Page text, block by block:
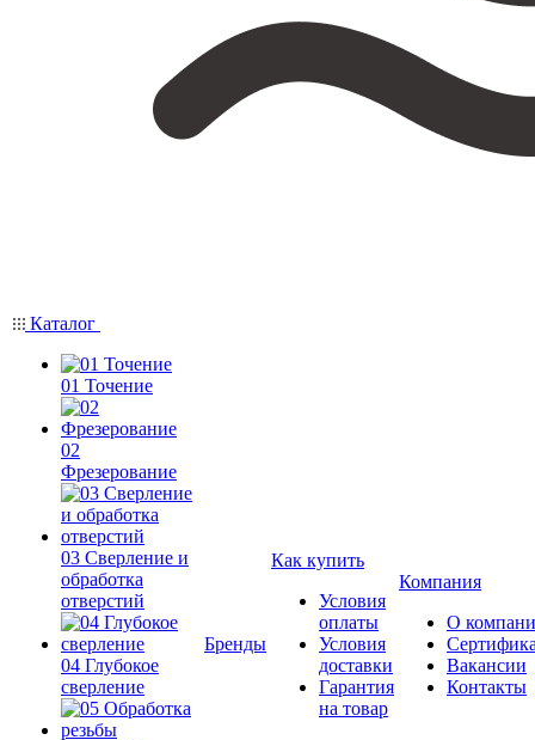
Каталог
01 Точение
02
Фрезерование
03 Сверление и
обработка
отверстий
04 Глубокое
сверление
Бренды
Как купить
Условия
оплаты
Условия
доставки
Гарантия
на товар
Компания
О
Вакансии
Контакты